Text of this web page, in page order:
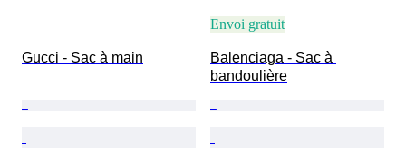
Gucci - Sac à main
Envoi gratuit
Balenciaga - Sac à
bandoulière